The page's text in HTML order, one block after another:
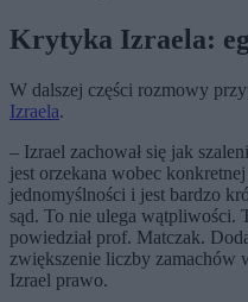
Krytyka Izraela:
W dalszej części rozmowy
Izraela.
– Izrael zachował się jak
jest orzekana wobec
jednomyślności i jest bardzo
sąd. To nie ulega wątpliwości.
powiedział prof. Matczak.
zwiększenie liczby zamachów
Izrael prawo.